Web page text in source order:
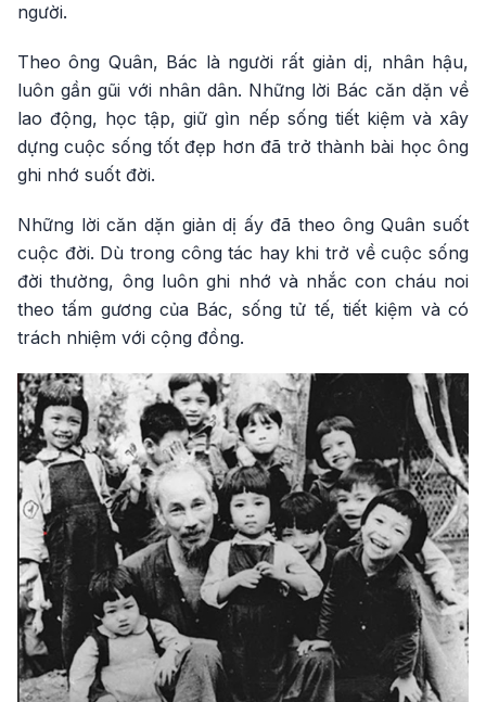
người.
Theo ông Quân, Bác là người rất giản dị, nhân hậu,
luôn gần gũi với nhân dân. Những lời Bác căn dặn về
lao động, học tập, giữ gìn nếp sống tiết kiệm và xây
dựng cuộc sống tốt đẹp hơn đã trở thành bài học ông
ghi nhớ suốt đời.
Những lời căn dặn giản dị ấy đã theo ông Quân suốt
cuộc đời. Dù trong công tác hay khi trở về cuộc sống
đời thường, ông luôn ghi nhớ và nhắc con cháu noi
theo tấm gương của Bác, sống tử tế, tiết kiệm và có
trách nhiệm với cộng đồng.